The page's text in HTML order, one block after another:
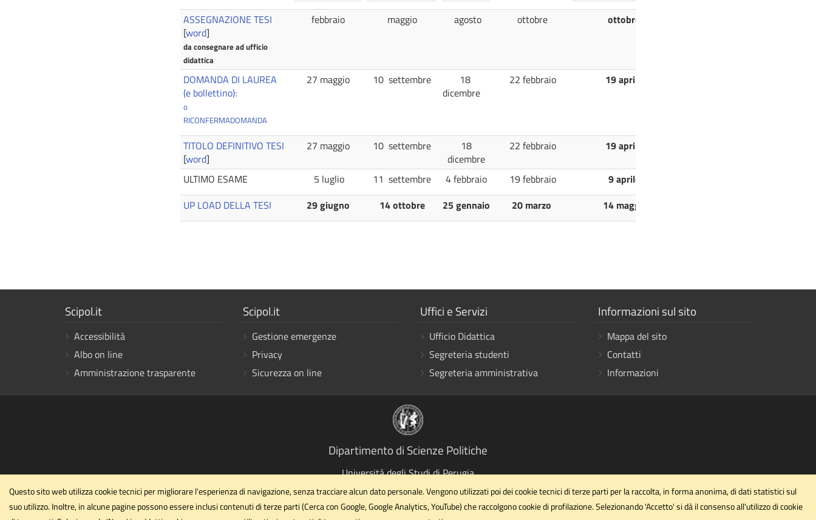
ASSEGNAZIONE TESI
[word]
da consegnare ad ufficio
didattica
febbraio maggio agosto ottobre ottobre
DOMANDA DI LAUREA
(e bollettino):
o
RICONFERMADOMANDA
27 maggio 10 settembre
18
dicembre
22 febbraio 19 aprile
TITOLO DEFINITIVO TESI
[word]
27 maggio 10 settembre
18
dicembre
22 febbraio 19 aprile
ULTIMO ESAME 5 luglio 11 settembre 4 febbraio 19 febbraio
9 aprile
UP LOAD DELLA TESI
29 giugno 14 ottobre 25 gennaio 20 marzo 14 maggio
Mostra
link
Scipol.it
Accessibilità
Albo on line
Amministrazione trasparente
Mostra
link
Scipol.it
Gestione emergenze
Privacy
Sicurezza on line
Mostra
link
Uffici e Servizi
Ufficio Didattica
Segreteria studenti
Segreteria amministrativa
Mostra
link
Informazioni sul sito
Mappa del sito
Contatti
Informazioni
Dipartimento di Scienze Politiche
Università degli Studi di Perugia
Via Pascoli, 20 - 06123 - Perugia
Email
dipartimento.scipol@unipg.it
Questo sito web utilizza cookie tecnici per migliorare l'esperienza di navigazione, senza tracciare alcun dato personale. Vengono utilizzati poi dei cookie tecnici di terze parti per la raccolta, in forma anonima, di dati statistici sul
suo utilizzo. Inoltre, in alcune pagine possono essere inclusi contenuti di terze parti (Cerca con Google, Google Analytics, YouTube) che raccolgono cookie di profilazione. Selezionando 'Accetto' si dà il consenso all'utilizzo di cookie